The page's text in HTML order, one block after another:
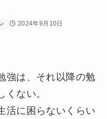
2024年9月10日
強は、それ以降の勉
ない。
活に困らないくらい